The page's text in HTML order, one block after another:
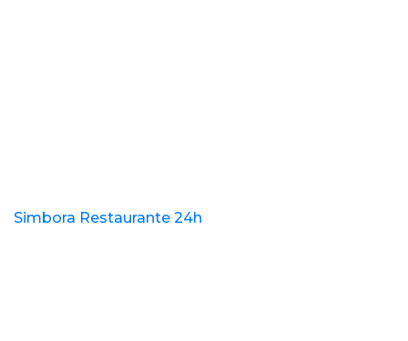
Simbora Restaurante 24h